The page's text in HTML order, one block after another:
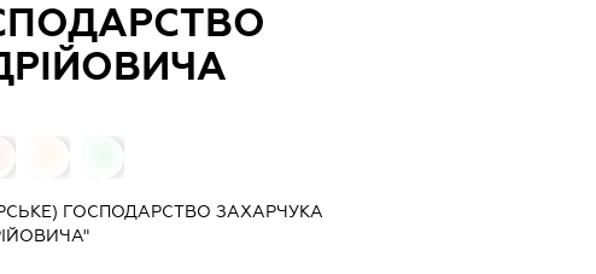
ГОСПОДАРСТВО ЗАХАРЧУКА